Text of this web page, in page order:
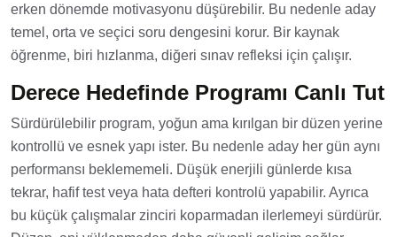
erken dönemde motivasyonu düşürebilir. Bu nedenle aday
temel, orta ve seçici soru dengesini korur. Bir kaynak
öğrenme, biri hızlanma, diğeri sınav refleksi için çalışır.
Derece Hedefinde Programı Canlı Tut
Sürdürülebilir program, yoğun ama kırılgan bir düzen yerine
kontrollü ve esnek yapı ister. Bu nedenle aday her gün aynı
performansı beklememeli. Düşük enerjili günlerde kısa
tekrar, hafif test veya hata defteri kontrolü yapabilir. Ayrıca
bu küçük çalışmalar zinciri koparmadan ilerlemeyi sürdürür.